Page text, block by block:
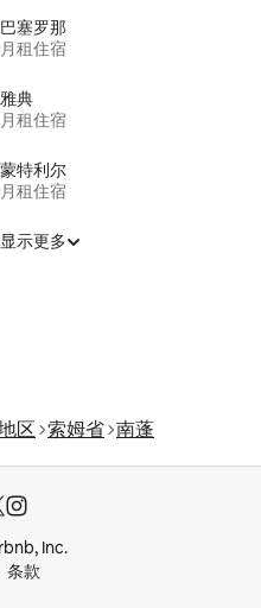
巴塞罗那
月租住宿
雅典
月租住宿
蒙特利尔
月租住宿
显示更多
区 索姆省 南蓬
Inc.
条款